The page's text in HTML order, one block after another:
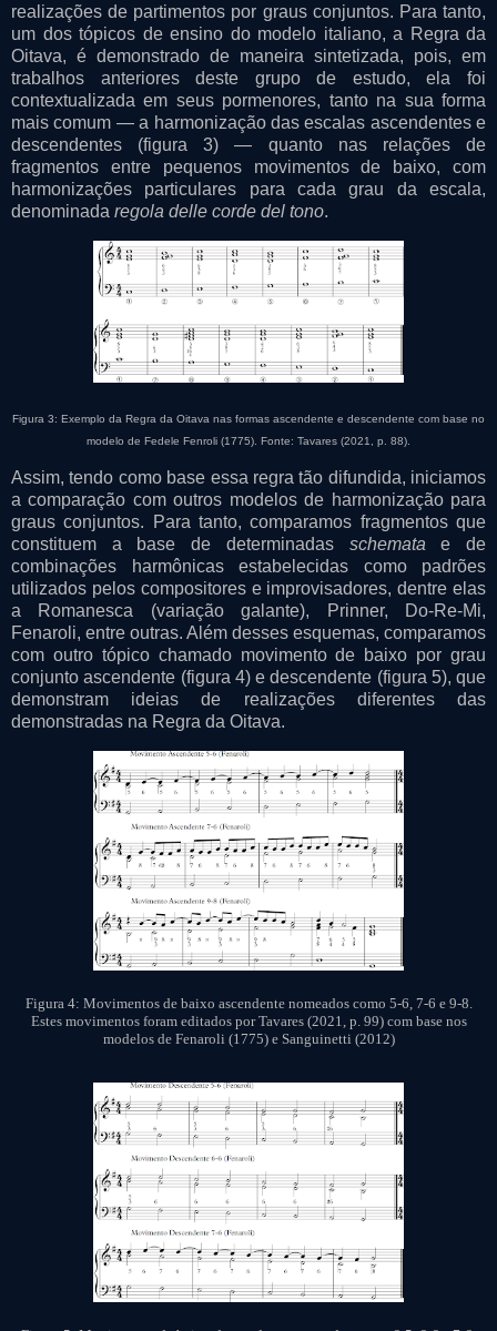
realizações de partimentos por graus conjuntos. Para tanto,
um dos tópicos de ensino do modelo italiano, a Regra da
Oitava, é demonstrado de maneira sintetizada, pois, em
trabalhos anteriores deste grupo de estudo, ela foi
contextualizada em seus pormenores, tanto na sua forma
mais comum — a harmonização das escalas ascendentes e
descendentes (figura 3) — quanto nas relações de
fragmentos entre pequenos movimentos de baixo, com
harmonizações particulares para cada grau da escala,
denominada regola delle corde del tono.
Figura 3: Exemplo da Regra da Oitava nas formas ascendente e descendente com base no
modelo de Fedele Fenroli (1775). Fonte: Tavares (2021, p. 88).
Assim, tendo como base essa regra tão difundida, iniciamos
a comparação com outros modelos de harmonização para
graus conjuntos. Para tanto, comparamos fragmentos que
constituem a base de determinadas schematae de
combinações harmônicas estabelecidas como padrões
utilizados pelos compositores e improvisadores, dentre elas
a Romanesca (variação galante), Prinner, Do-Re-Mi,
Fenaroli, entre outras. Além desses esquemas, comparamos
com outro tópico chamado movimento de baixo por grau
conjunto ascendente (figura 4) e descendente (figura 5), que
demonstram ideias de realizações diferentes das
demonstradas na Regra da Oitava.
Figura 4: Movimentos de baixo ascendente nomeados como 5-6, 7-6 e 9-8.
Estes movimentos foram editados por Tavares (2021, p. 99) com base nos
modelos de Fenaroli (1775) e Sanguinetti (2012)